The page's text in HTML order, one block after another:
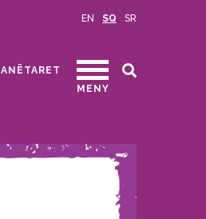
EN SQ SR
ANËTARET
MENY